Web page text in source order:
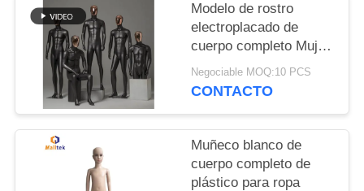
PRIVACY
POLICY
Modelo de rostro
electroplacado de
cuerpo completo Mujer
maniquí de fibra de
vidrio con cabeza
Negociable MOQ:10 PCS
CONTACTO
Muñeco blanco de
cuerpo completo de
plástico para ropa